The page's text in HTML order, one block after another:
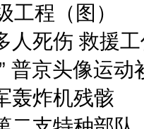
工程（图）
人死伤 救援
普京头像运动
轰炸机残骸